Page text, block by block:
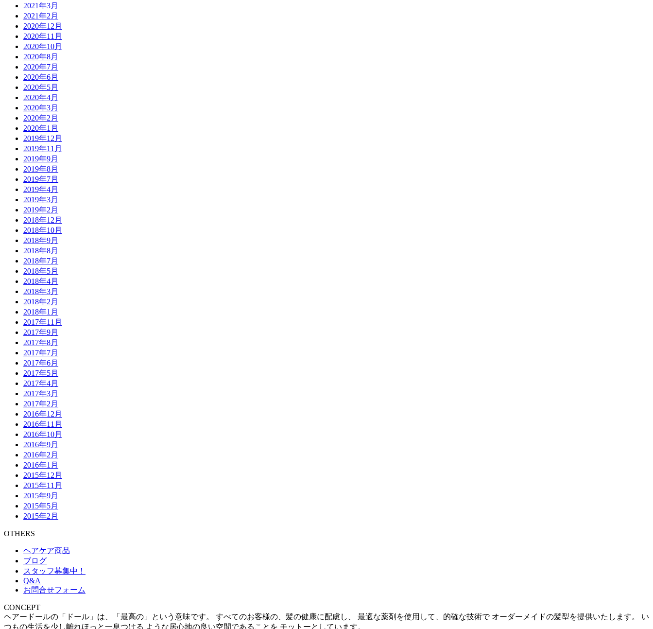
2021年3月
2021年2月
2020年12月
2020年11月
2020年10月
2020年8月
2020年7月
2020年6月
2020年5月
2020年4月
2020年3月
2020年2月
2020年1月
2019年12月
2019年11月
2019年9月
2019年8月
2019年7月
2019年4月
2019年3月
2019年2月
2018年12月
2018年10月
2018年9月
2018年8月
2018年7月
2018年5月
2018年4月
2018年3月
2018年2月
2018年1月
2017年11月
2017年9月
2017年8月
2017年7月
2017年6月
2017年5月
2017年4月
2017年3月
2017年2月
2016年12月
2016年11月
2016年10月
2016年9月
2016年2月
2016年1月
2015年12月
2015年11月
2015年9月
2015年5月
2015年2月
OTHERS
ヘアケア商品
ブログ
スタッフ募集中！
Q&A
お問合せフォーム
CONCEPT
ヘアードールの「ドール」は、「最高の」という意味です。 すべてのお客様の、髪の健康に配慮し、 最適な薬剤を使用して、的確な技術で オーダーメイドの髪型を提供いたします。 い
つもの生活を少し離れほっと一息つける ような居心地の良い空間であることを モットーとしています。